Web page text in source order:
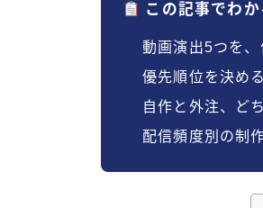
この記事でわか
動画演出5つを
優先順位を決め
自作と外注、ど
配信頻度別の制